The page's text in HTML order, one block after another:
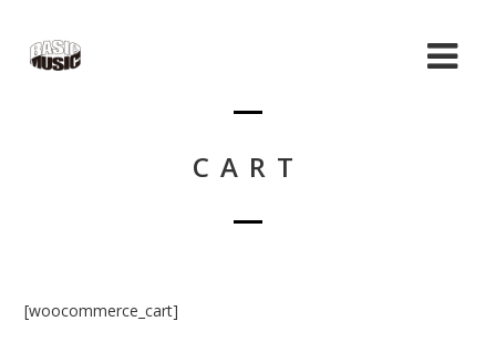
CART
[woocommerce_cart]